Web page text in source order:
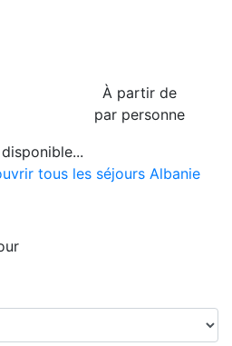
À partir de
par personne
tous les séjours Albanie